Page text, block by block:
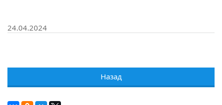
24.04.2024
Назад